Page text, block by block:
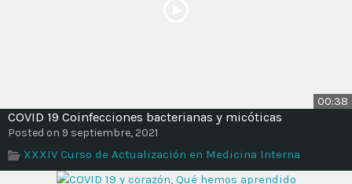
00:38
COVID 19 Coinfecciones bacterianas y micóticas
Posted on 9 septiembre, 2021
XXXIV Curso de Actualización en Medicina Interna